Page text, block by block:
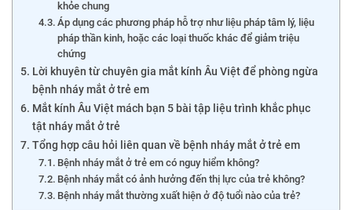
khỏe chung
Áp dụng các phương pháp hỗ trợ như liệu pháp tâm lý, liệu
pháp thần kinh, hoặc các loại thuốc khác để giảm triệu
chứng
Lời khuyên từ chuyên gia mắt kính Âu Việt để phòng ngừa
bệnh nháy mắt ở trẻ em
Mắt kính Âu Việt mách bạn 5 bài tập liệu trình khắc phục
tật nháy mắt ở trẻ
Tổng hợp câu hỏi liên quan về bệnh nháy mắt ở trẻ em
Bệnh nháy mắt ở trẻ em có nguy hiểm không?
Bệnh nháy mắt có ảnh hưởng đến thị lực của trẻ không?
Bệnh nháy mắt thường xuất hiện ở độ tuổi nào của trẻ?